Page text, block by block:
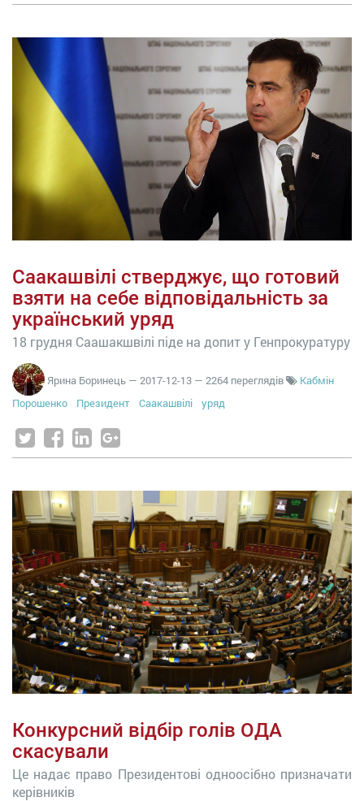
Саакашвілі стверджує, що готовий
взяти на себе відповідальність за
український уряд
18 грудня Саашакшвілі піде на допит у Генпрокуратуру
Ярина Боринець — 2017-12-13 — 2264 переглядів
Кабмін
Порошенко
Президент Саакашвілі уряд
Конкурсний відбір голів ОДА
скасували
Це надає право Президентові одноосібно призначати
керівників